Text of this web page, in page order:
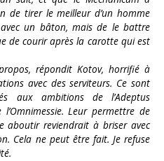
de tirer le meilleur d’un homme
un bâton, mais de le battre
de courir après la carotte qui est
répondit Kotov, horrifié à
avec des serviteurs. Ce sont
aux ambitions de l’Adeptus
Leur permettre de
aboutir reviendrait à briser avec
Cela ne peut être fait. Je refuse